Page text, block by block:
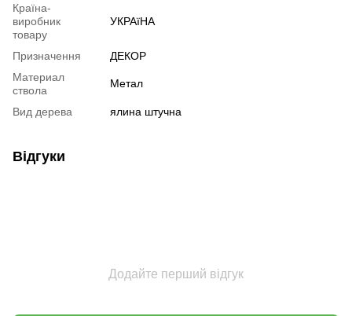
Країна-
виробник
товару
УКРАїНА
Призначення
ДЕКОР
Материал
ствола
Метал
Вид дерева ялина штучна
Відгуки
Додайте перший відгук